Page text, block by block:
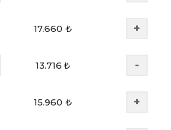
17.660 ₺ +
13.716 ₺ -
15.960 ₺ +